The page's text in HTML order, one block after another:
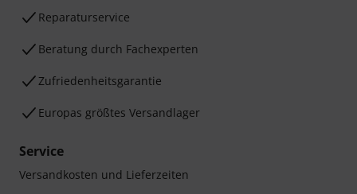
Reparaturservice
Beratung durch Fachexperten
Zufriedenheitsgarantie
Europas größtes Versandlager
Service
Versandkosten und Lieferzeiten